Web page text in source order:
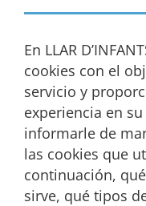
En LLAR
cookies con el
servicio y
experiencia en
informarle de
las cookies que
continuación,
sirve, qué tipos